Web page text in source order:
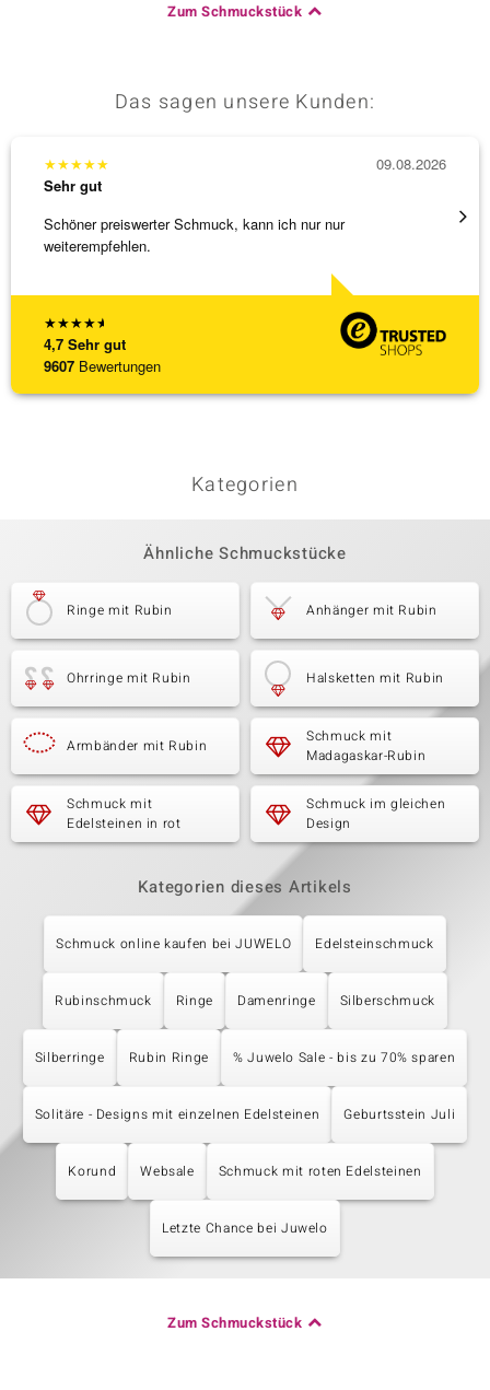
Zum Schmuckstück
Das sagen unsere Kunden:
★★★★★
4,7 Sehr gut
9607 Bewertungen
★★★★★
Sehr gut
Schöner preiswerter Schmuck, kann ich nur nur
weiterempfehlen.
09.08.2026
Kategorien
Ähnliche Schmuckstücke
Ringe mit Rubin Anhänger mit Rubin
Ohrringe mit Rubin Halsketten mit Rubin
Armbänder mit Rubin
Schmuck mit
Madagaskar-Rubin
Schmuck mit
Edelsteinen in rot
Schmuck im gleichen
Design
Kategorien dieses Artikels
Schmuck online kaufen bei JUWELO Edelsteinschmuck
Rubinschmuck Ringe Damenringe Silberschmuck
Silberringe Rubin Ringe % Juwelo Sale - bis zu 70% sparen
Solitäre - Designs mit einzelnen Edelsteinen Geburtsstein Juli
Korund Websale Schmuck mit roten Edelsteinen
Letzte Chance bei Juwelo
Zum Schmuckstück